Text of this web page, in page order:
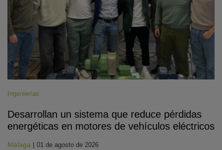
Ingenierías
Desarrollan un sistema que reduce pérdidas
energéticas en motores de vehículos eléctricos
Málaga | 01 de agosto de 2026